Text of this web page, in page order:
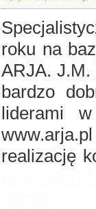
roku na
ARJA.
bardzo
liderami
realizację